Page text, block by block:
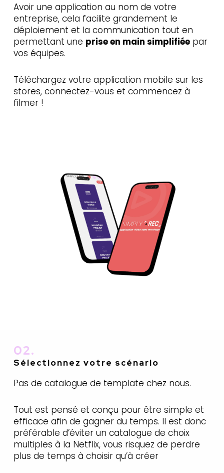
Avoir une application au nom de votre
entreprise, cela facilite grandement le
déploiement et la communication tout en
permettant une prise en main simplifiée par
vos équipes.
Téléchargez votre application mobile sur les
stores, connectez-vous et commencez à
filmer !
02.
Sélectionnez votre scénario
Pas de catalogue de template chez nous.
Tout est pensé et conçu pour être simple et
efficace afin de gagner du temps. Il est donc
préférable d’éviter un catalogue de choix
multiples à la Netflix, vous risquez de perdre
plus de temps à choisir qu’à créer